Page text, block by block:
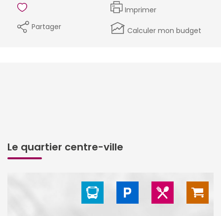
Imprimer
Partager
Calculer mon budget
Le quartier centre-ville